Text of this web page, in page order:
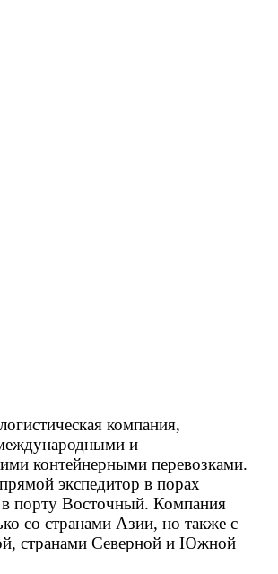
компания,
и
контейнерными перевозками.
экспедитор в порах
в порту Восточный. Компания
со странами Азии, но также с
странами Северной и Южной